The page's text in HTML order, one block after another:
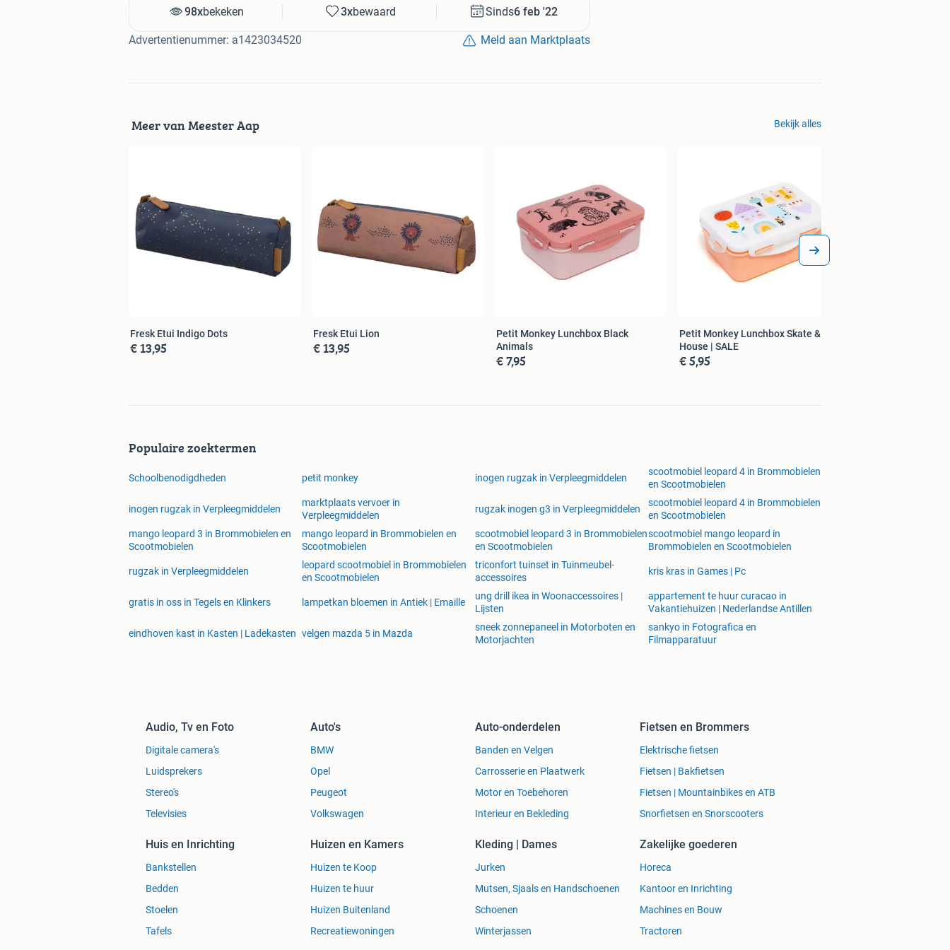
98xbekeken 3xbewaard Sinds6 feb '22
Advertentienummer: a1423034520 Meld aan Marktplaats
Meer van Meester Aap Bekijk alles
Fresk Etui Indigo Dots
€ 13,95
Fresk Etui Lion
€ 13,95
Petit Monkey Lunchbox Black
Animals
€ 7,95
Petit Monkey Lunchbox Skate &
House | SALE
€ 5,95
Populaire zoektermen
Schoolbenodigdheden petit monkey inogen rugzak in Verpleegmiddelen
scootmobiel leopard 4 in Brommobielen
en Scootmobielen
inogen rugzak in Verpleegmiddelen
marktplaats vervoer in
Verpleegmiddelen
rugzak inogen g3 in Verpleegmiddelen
scootmobiel leopard 4 in Brommobielen
en Scootmobielen
mango leopard 3 in Brommobielen en
Scootmobielen
mango leopard in Brommobielen en
Scootmobielen
scootmobiel leopard 3 in Brommobielen
en Scootmobielen
scootmobiel mango leopard in
Brommobielen en Scootmobielen
rugzak in Verpleegmiddelen
leopard scootmobiel in Brommobielen
en Scootmobielen
triconfort tuinset in Tuinmeubel-
accessoires
kris kras in Games | Pc
gratis in oss in Tegels en Klinkers lampetkan bloemen in Antiek | Emaille
ung drill ikea in Woonaccessoires |
Lijsten
appartement te huur curacao in
Vakantiehuizen | Nederlandse Antillen
eindhoven kast in Kasten | Ladekasten velgen mazda 5 in Mazda
sneek zonnepaneel in Motorboten en
Motorjachten
sankyo in Fotografica en
Filmapparatuur
Audio, Tv en Foto
Digitale camera's
Luidsprekers
Stereo's
Televisies
Auto's
BMW
Opel
Peugeot
Volkswagen
Auto-onderdelen
Banden en Velgen
Carrosserie en Plaatwerk
Motor en Toebehoren
Interieur en Bekleding
Fietsen en Brommers
Elektrische fietsen
Fietsen | Bakfietsen
Fietsen | Mountainbikes en ATB
Snorfietsen en Snorscooters
Huis en Inrichting
Bankstellen
Bedden
Stoelen
Tafels
Huizen en Kamers
Huizen te Koop
Huizen te huur
Huizen Buitenland
Recreatiewoningen
Kleding | Dames
Jurken
Mutsen, Sjaals en Handschoenen
Schoenen
Winterjassen
Zakelijke goederen
Horeca
Kantoor en Inrichting
Machines en Bouw
Tractoren